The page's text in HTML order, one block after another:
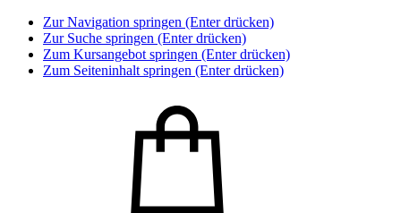
Zur Navigation springen (Enter drücken)
Zur Suche springen (Enter drücken)
Zum Kursangebot springen (Enter drücken)
Zum Seiteninhalt springen (Enter drücken)